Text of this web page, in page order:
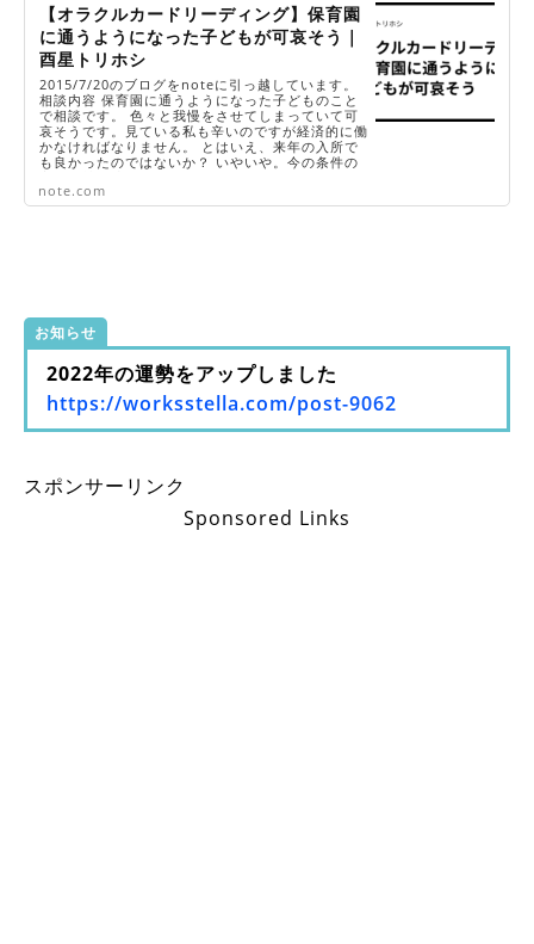
【オラクルカードリーディング】保育園
に通うようになった子どもが可哀そう｜
酉星トリホシ
2015/7/20のブログをnoteに引っ越しています。
相談内容 保育園に通うようになった子どものこと
で相談です。 色々と我慢をさせてしまっていて可
哀そうです。見ている私も辛いのですが経済的に働
かなければなりません。 とはいえ、来年の入所で
も良かったのではないか？ いやいや。今の条件の
note.com
お知らせ
2022年の運勢をアップしました
https://worksstella.com/post-9062
スポンサーリンク
Sponsored Links